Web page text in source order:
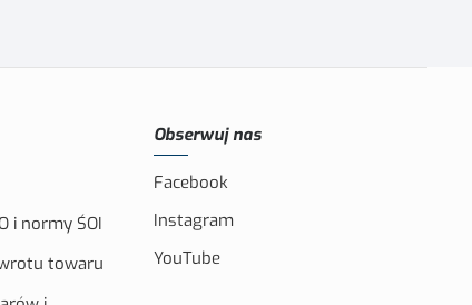
i normy ŚOI
towaru
Obserwuj nas
Facebook
Instagram
YouTube